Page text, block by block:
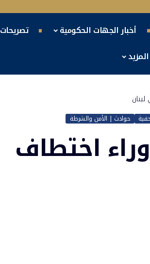
أخبار الجهات الحكومية
تصريحات
المزيد
حوادث | الأمن والشرطة
اختطاف